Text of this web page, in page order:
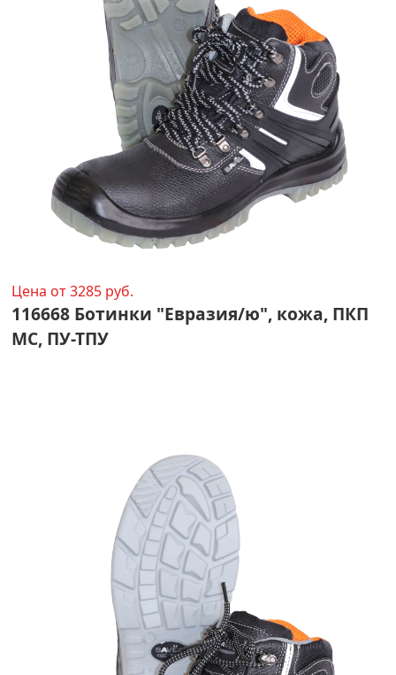
Цена от 3285 руб.
116668 Ботинки "Евразия/ю", кожа, ПКП
МС, ПУ-ТПУ